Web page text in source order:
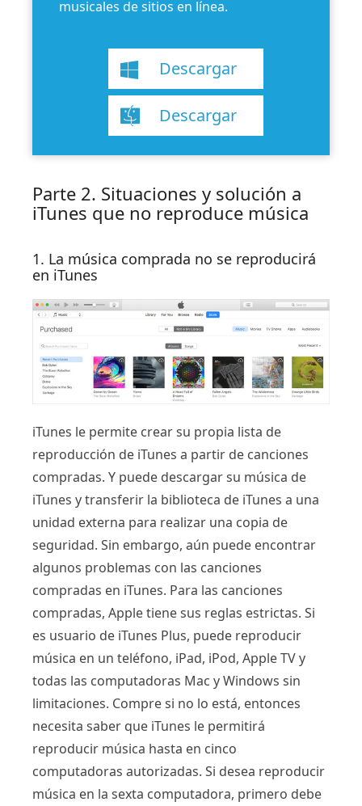
musicales de sitios en línea.
Descargar
Descargar
Parte 2. Situaciones y solución a
iTunes que no reproduce música
1. La música comprada no se reproducirá
en iTunes
iTunes le permite crear su propia lista de
reproducción de iTunes a partir de canciones
compradas. Y puede descargar su música de
iTunes y transferir la biblioteca de iTunes a una
unidad externa para realizar una copia de
seguridad. Sin embargo, aún puede encontrar
algunos problemas con las canciones
compradas en iTunes. Para las canciones
compradas, Apple tiene sus reglas estrictas. Si
es usuario de iTunes Plus, puede reproducir
música en un teléfono, iPad, iPod, Apple TV y
todas las computadoras Mac y Windows sin
limitaciones. Compre si no lo está, entonces
necesita saber que iTunes le permitirá
reproducir música hasta en cinco
computadoras autorizadas. Si desea reproducir
música en la sexta computadora, primero debe